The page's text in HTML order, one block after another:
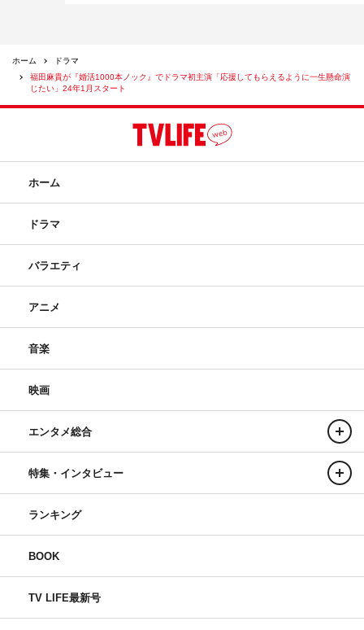
ホーム
ドラマ
福田麻貴が『婚活1000本ノック』でドラマ初主演「応援してもらえるように一生懸命演
じたい」24年1月スタート
ホーム
ドラマ
バラエティ
アニメ
音楽
映画
エンタメ総合
特集・インタビュー
ランキング
BOOK
TV LIFE最新号